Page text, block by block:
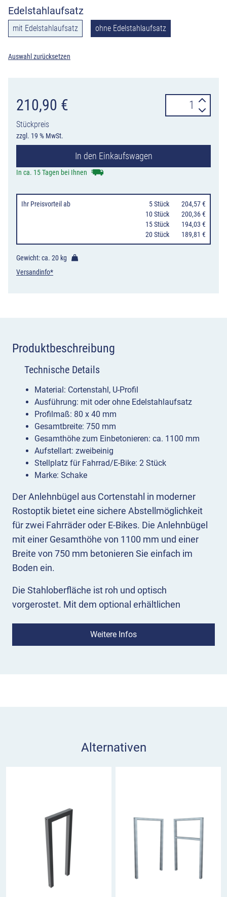
Edelstahlaufsatz
mit Edelstahlaufsatz ohne Edelstahlaufsatz
Auswahl zurücksetzen
210,90 €
Stückpreis
zzgl. 19 % MwSt.
Anlehnbügel
aus
in
Menge
In den Einkaufswagen
In ca. 15 Tagen bei Ihnen
Ihr Preisvorteil ab 5 Stück
204,57 €
10 Stück
200,36 €
15 Stück
194,03 €
20 Stück
189,81 €
Gewicht: ca. 20 kg
Versandinfo*
Produktbeschreibung
Der Anlehnbügel aus Cortenstahl in moderner
Rostoptik bietet eine sichere Abstellmöglichkeit
für zwei Fahrräder oder E-Bikes. Die Anlehnbügel
mit einer Gesamthöhe von 1100 mm und einer
Breite von 750 mm betonieren Sie einfach im
Boden ein.
Die Stahloberfläche ist roh und optisch
vorgerostet. Mit dem optional erhältlichen
aus Cortenstahl noch hochwertiger und bietet
einen Blickfang für das Stadtbild.
Weitere Infos
Technische Details
Material: Cortenstahl, U-Profil
Ausführung: mit oder ohne Edelstahlaufsatz
Profilmaß: 80 x 40 mm
Gesamtbreite: 750 mm
Gesamthöhe zum Einbetonieren: ca. 1100 mm
Aufstellart: zweibeinig
Stellplatz für Fahrrad/E-Bike: 2 Stück
Marke: Schake
Alternativen